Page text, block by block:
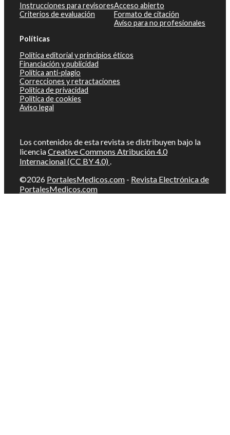
Instrucciones para revisores
Criterios de evaluación
Acceso abierto
Formato de citación
Aviso para no profesionales
Políticas
Política editorial y principios éticos
Financiación y publicidad
Política anti-plagio
Correcciones y retractaciones
Política de privacidad
Política de cookies
Aviso legal
Los contenidos de esta revista se distribuyen bajo la
licenciaCreative Commons Atribución 4.0
Internacional (CC BY 4.0) .
©2026 PortalesMedicos.com - Revista Electrónica de
PortalesMedicos.com